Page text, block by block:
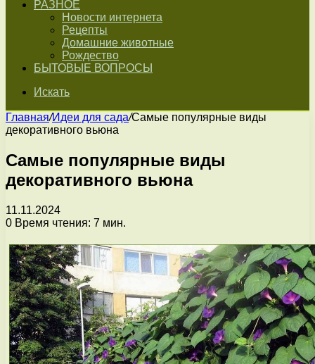
РАЗНОЕ
Новости интернета
Рецепты
Домашние животные
Рождество
БЫТОВЫЕ ВОПРОСЫ
Искать
Главная/Идеи для сада/Самые популярные виды
декоративного вьюна
Самые популярные виды
декоративного вьюна
11.11.2024
0 Время чтения: 7 мин.